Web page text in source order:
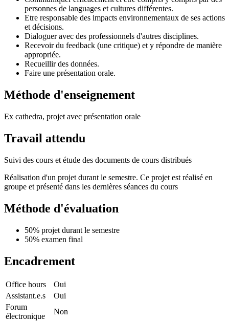
personnes de languages et cultures différentes.
Etre responsable des impacts environnementaux de ses actions
et décisions.
Dialoguer avec des professionnels d'autres disciplines.
Recevoir du feedback (une critique) et y répondre de manière
appropriée.
Recueillir des données.
Faire une présentation orale.
Méthode d'enseignement
Ex cathedra, projet avec présentation orale
Travail attendu
Suivi des cours et étude des documents de cours distribués
Réalisation d'un projet durant le semestre. Ce projet est réalisé en
groupe et présenté dans les dernières séances du cours
Méthode d'évaluation
50% projet durant le semestre
50% examen final
Encadrement
Office hours
Oui
Assistant.e.s
Oui
Forum
électronique
Non